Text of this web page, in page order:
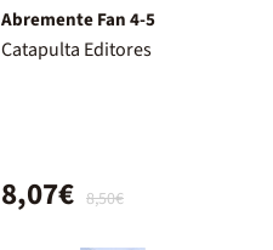
Abremente Fan 4-5
Catapulta Editores
8,50€
8,07€